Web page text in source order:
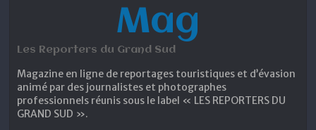
Mag
Les Reporters du Grand Sud
Magazine en ligne de reportages touristiques et d’évasion
animé par des journalistes et photographes
professionnels réunis sous le label « LES REPORTERS DU
GRAND SUD ».